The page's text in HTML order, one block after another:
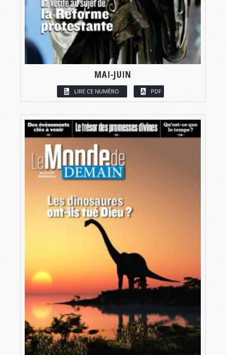
MAI-JUIN
LIRE CE NUMÉRO PDF